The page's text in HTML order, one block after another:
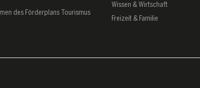
des Förderplans Tourismus
Wissen & Wirtschaft
Freizeit & Familie